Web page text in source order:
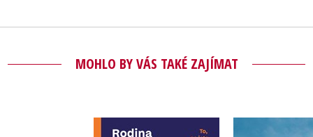
MOHLO BY VÁS TAKÉ ZAJÍMAT